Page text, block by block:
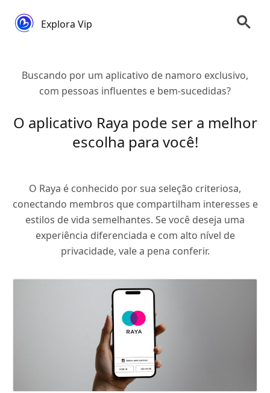
Explora Vip
Buscando por um aplicativo de namoro exclusivo,
com pessoas influentes e bem-sucedidas?
O aplicativo Raya pode ser a melhor
escolha para você!
O Raya é conhecido por sua seleção criteriosa,
conectando membros que compartilham interesses e
estilos de vida semelhantes. Se você deseja uma
experiência diferenciada e com alto nível de
privacidade, vale a pena conferir.